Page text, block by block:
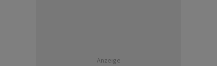
Anzeige